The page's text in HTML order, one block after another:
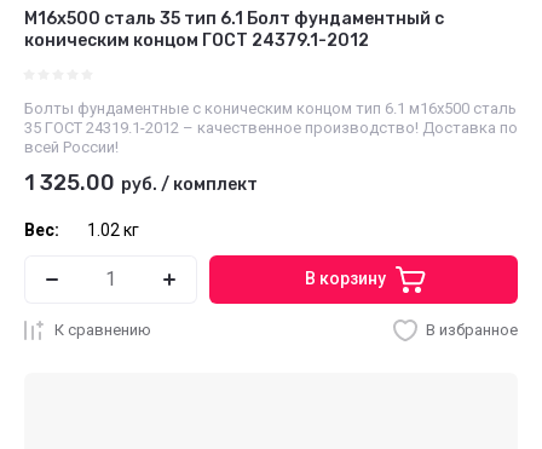
М16х500 сталь 35 тип 6.1 Болт фундаментный с
коническим концом ГОСТ 24379.1-2012
Болты фундаментные с коническим концом тип 6.1 м16х500 сталь
35 ГОСТ 24319.1-2012 – качественное производство! Доставка по
всей России!
1 325.00 руб. / комплект
Вес: 1.02 кг
В корзину
К сравнению В избранное